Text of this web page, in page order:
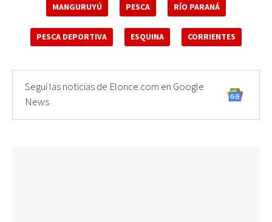
MANGURUYÚ PESCA RÍO PARANÁ
PESCA DEPORTIVA ESQUINA CORRIENTES
Seguí las noticias de Elonce.com en Google
News